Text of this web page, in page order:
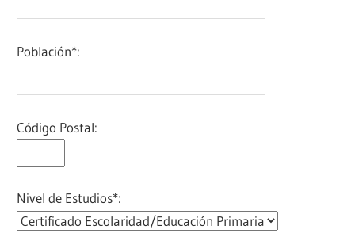
Población*:
Código Postal:
Nivel de Estudios*: